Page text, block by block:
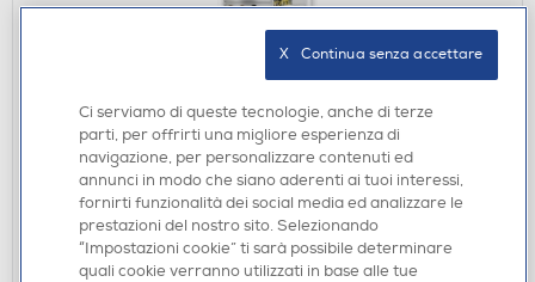
FRIGORIFERI DA INCASSO
ASKO - Frigorifero combinato RFN 31831 EI Classe
E 248 lt-Bianco
Ci serviamo di queste tecnologie, anche di terze
parti, per offrirti una migliore esperienza di
navigazione, per personalizzare contenuti ed
annunci in modo che siano aderenti ai tuoi interessi,
fornirti funzionalità dei social media ed analizzare le
prestazioni del nostro sito. Selezionando
“Impostazioni cookie” ti sarà possibile determinare
quali cookie verranno utilizzati in base alle tue
X   Continua senza accettare